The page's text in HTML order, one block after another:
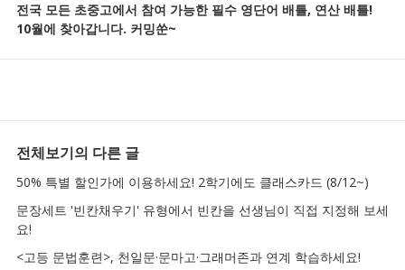
전국 모든 초중고에서 참여 가능한 필수 영단어 배틀, 연산 배틀!
10월에 찾아갑니다. 커밍쑨~
전체보기의 다른 글
50% 특별 할인가에 이용하세요! 2학기에도 클래스카드 (8/12~)
문장세트 '빈칸채우기' 유형에서 빈칸을 선생님이 직접 지정해 보세
요!
<고등 문법훈련>, 천일문·문마고·그래머존과 연계 학습하세요!